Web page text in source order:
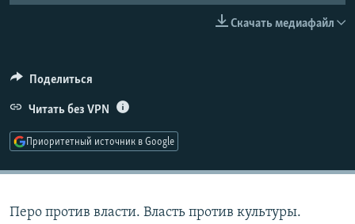
СОЦИАЛЬНЫЕ СЕТИ
Скачать медиафайл
Поделиться
Читать без VPN
Приоритетный источник в Google
Перо против власти. Власть против культуры.